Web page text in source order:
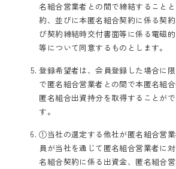
名組合営業者との間で締結すること
約、並びに本匿名組合契約に係る契
び契約締結時交付書面等に係る電磁
等について同意するものとします。
登録希望者は、会員登録した場合に
で匿名組合営業者との間で本匿名組
匿名組合出資持分を取得することが
す。
①当社の選定する他社が匿名組合営
員が当社を通じて匿名組合営業者に
名組合契約に係る出資金、匿名組合